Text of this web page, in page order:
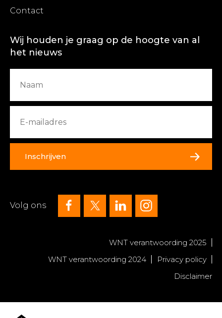
Contact
Wij houden je graag op de hoogte van al
het nieuws
Inschrijven
Volg ons
WNT verantwoording 2025
WNT verantwoording 2024
Privacy policy
Disclaimer